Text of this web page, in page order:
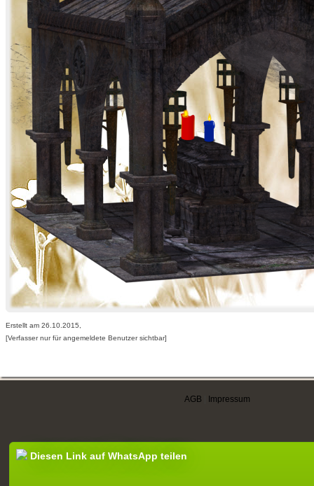
Erstellt am 26.10.2015,
[Verfasser nur für angemeldete Benutzer sichtbar]
AGB Impressum
Diesen Link auf WhatsApp teilen